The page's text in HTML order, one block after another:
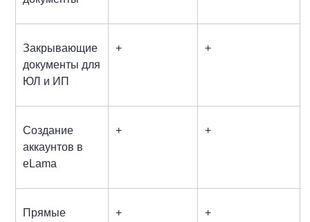
Закрывающие
документы для
ЮЛ и ИП
+ +
Создание
аккаунтов в
eLama
+ +
Прямые + +